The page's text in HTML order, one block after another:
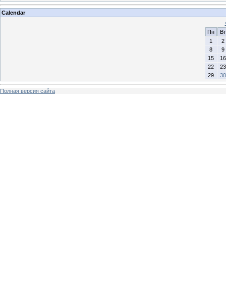
Calendar
Пн
Вт
1
2
8
9
15
16
22
23
29
30
Полная версия сайта